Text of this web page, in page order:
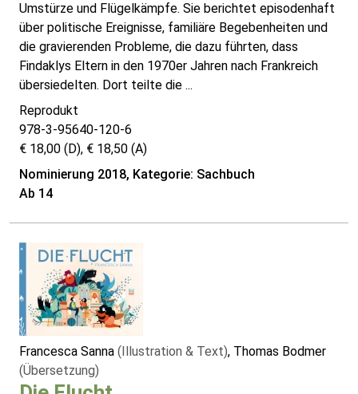
Umstürze und Flügelkämpfe. Sie berichtet episodenhaft
über politische Ereignisse, familiäre Begebenheiten und
die gravierenden Probleme, die dazu führten, dass
Findaklys Eltern in den 1970er Jahren nach Frankreich
übersiedelten. Dort teilte die ...
Reprodukt
978-3-95640-120-6
€ 18,00 (D), € 18,50 (A)
Nominierung 2018, Kategorie: Sachbuch
Ab 14
Francesca Sanna (Illustration & Text), Thomas Bodmer
(Übersetzung)